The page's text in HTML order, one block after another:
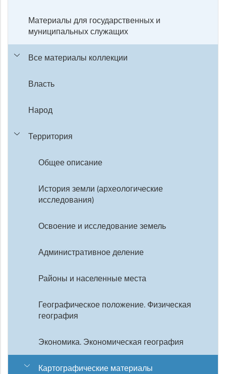
Материалы для государственных и
муниципальных служащих
Все материалы коллекции
Власть
Народ
Территория
Общее описание
История земли (археологические
исследования)
Освоение и исследование земель
Административное деление
Районы и населенные места
Географическое положение. Физическая
география
Экономика. Экономическая география
Картографические материалы